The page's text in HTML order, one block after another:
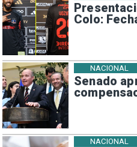
Colo:
Senado
NACIONAL
NACIONAL